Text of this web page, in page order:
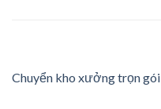
Chuyển kho xưởng trọn